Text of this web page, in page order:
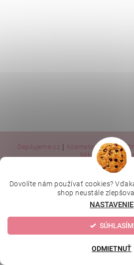
Depilujeme.cz | Kosmetická škola |
MikroArt | Ella
2026 © Kozmetický obchod, všetky práva vyhradené
Vytvoril
Dovolíte nám používať cookies?
shop neustále
NASTAVENIE
ODMIETNUŤ
SÚHLASÍM